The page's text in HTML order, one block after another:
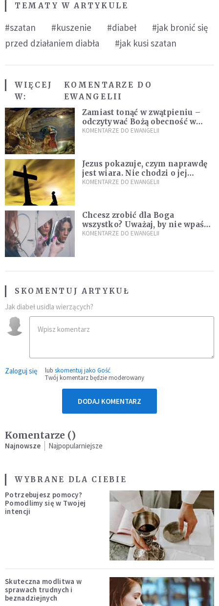
TEMATY W ARTYKULE
#szatan #kuszenie #diabeł
#jak bronić się
przed działaniem diabła
#jak kusi szatan
WIĘCEJ
W:
KOMENTARZE DO
EWANGELII
Zamiast tonąć w zwątpieniu –
odczytywać Bożą obecność w
burzach codziennego życia
KOMENTARZE DO EWANGELII
Jezus pokazuje, czym naprawdę
jest wiara. Nie chodzi o jej
wielkość
KOMENTARZE DO EWANGELII
Chcesz zrobić dla Boga
wszystko? Uważaj, by nie wpaść
w groźną pułapkę
KOMENTARZE DO EWANGELII
SKOMENTUJ ARTYKUŁ
Jak diabeł usidla wierzących?
Zaloguj się lub skomentuj jako Gość
Twój komentarz będzie moderowany
DODAJ KOMENTARZ
Komentarze ()
Najnowsze Najpopularniejsze
WYBRANE DLA CIEBIE
Potrzebujesz pomocy?
Pomodlimy się w Twojej
intencji
Skuteczna modlitwa w
sprawach trudnych i
beznadziejnych